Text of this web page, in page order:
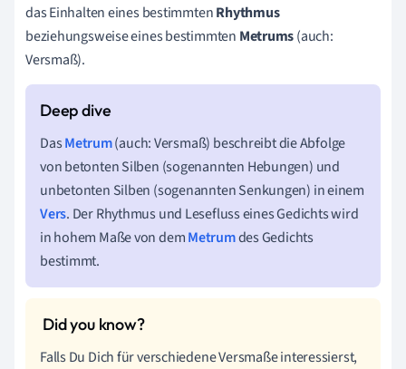
das Einhalten eines bestimmtenRhythmus
beziehungsweise eines bestimmten Metrums(auch:
Versmaß).
DasMetrum(auch: Versmaß) beschreibt die Abfolge
von betonten Silben (sogenannten Hebungen) und
unbetonten Silben (sogenannten Senkungen) in einem
Vers. Der Rhythmus und Lesefluss eines Gedichts wird
in hohem Maße von demMetrumdes Gedichts
bestimmt.
Falls Du Dich für verschiedene Versmaße interessierst,